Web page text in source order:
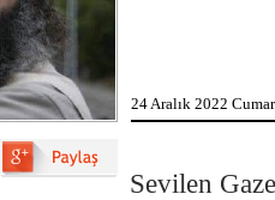
24 Aralık 2022
Sevilen